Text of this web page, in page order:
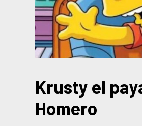
Krusty el
Homero